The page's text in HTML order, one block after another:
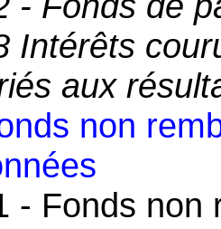
Intérêts
aux
non
- Fonds non